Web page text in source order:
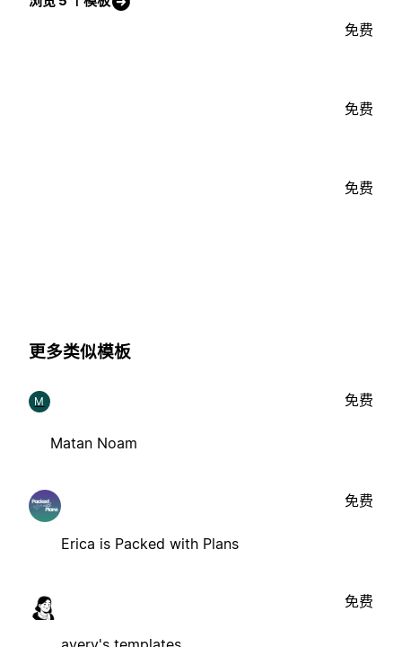
免费
免费
免费
更多类似模板
M
Matan Noam
免费
Erica is Packed with Plans
免费
免费